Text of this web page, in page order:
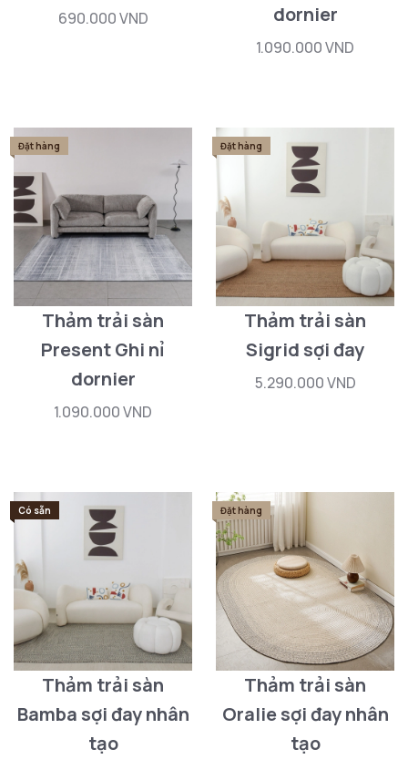
690.000 VND
dornier
1.090.000 VND
Đặt hàng
Thảm trải sàn
Present Ghi nỉ
dornier
1.090.000 VND
Đặt hàng
Thảm trải sàn
Sigrid sợi đay
5.290.000 VND
Có sẵn
Thảm trải sàn
Bamba sợi đay nhân
tạo
Đặt hàng
Thảm trải sàn
Oralie sợi đay nhân
tạo